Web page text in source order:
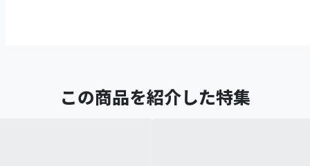
この商品を紹介した特集